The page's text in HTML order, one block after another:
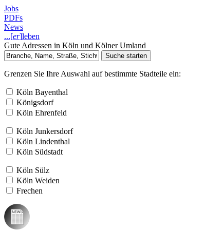
Jobs
PDFs
News
...[er]leben
Gute Adressen in Köln und Kölner Umland
Grenzen Sie Ihre Auswahl auf bestimmte Stadteile ein:
Köln Bayenthal
Königsdorf
Köln Ehrenfeld
Köln Junkersdorf
Köln Lindenthal
Köln Südstadt
Köln Sülz
Köln Weiden
Frechen